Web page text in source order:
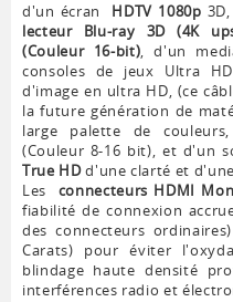
d'un écran
HDTV 1080p
lecteur Blu-ray 3D (4K
(Couleur 16-bit), d'un
consoles de jeux Ultra
d'image en ultra HD, (ce
la future génération de
large palette de
(Couleur 8-16 bit), et d'un
True HDd'une clarté et
Les connecteurs HDMI
fiabilité de connexion
des connecteurs
Carats) pour éviter
blindage haute densité
interférences radio et